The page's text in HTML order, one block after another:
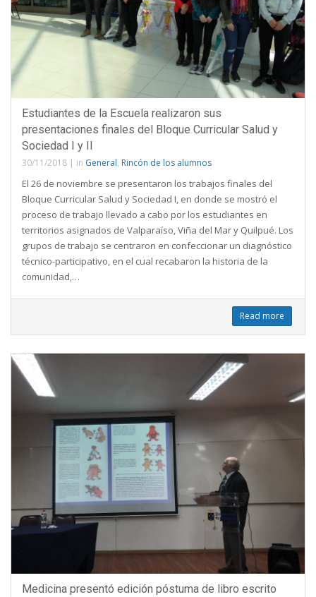
Estudiantes de la Escuela realizaron sus
presentaciones finales del Bloque Curricular Salud y
Sociedad I y II
30/11/2018 in General, Rincón de los alumnos
El 26 de noviembre se presentaron los trabajos finales del
Bloque Curricular Salud y Sociedad I, en donde se mostró el
proceso de trabajo llevado a cabo por los estudiantes en
territorios asignados de Valparaíso, Viña del Mar y Quilpué. Los
grupos de trabajo se centraron en confeccionar un diagnóstico
técnico-participativo, en el cual recabaron la historia de la
comunidad,…
Read more
Medicina presentó edición póstuma de libro escrito